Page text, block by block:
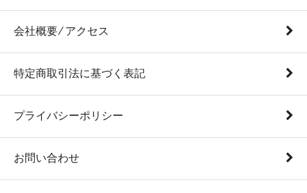
会社概要 ⁄ アクセス
特定商取引法に基づく表記
プライバシーポリシー
お問い合わせ